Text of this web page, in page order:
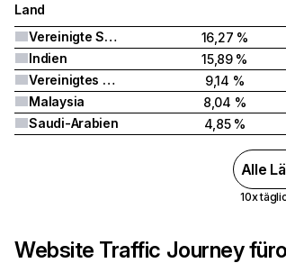
Land
Vereinigte Staaten
16,27 %
Indien
15,89 %
Vereinigtes Königreich
9,14 %
Malaysia
8,04 %
Saudi-Arabien
4,85 %
Alle
10x
Website Traffic Journey für